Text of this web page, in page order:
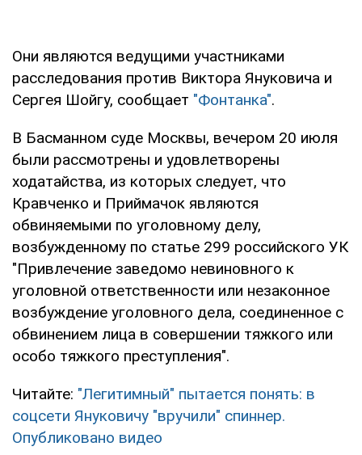
Они являются ведущими участниками
расследования против Виктора Януковича и
Сергея Шойгу, сообщает "Фонтанка".
В Басманном суде Москвы, вечером 20 июля
были рассмотрены и удовлетворены
ходатайства, из которых следует, что
Кравченко и Приймачок являются
обвиняемыми по уголовному делу,
возбужденному по статье 299 российского УК
"Привлечение заведомо невиновного к
уголовной ответственности или незаконное
возбуждение уголовного дела, соединенное с
обвинением лица в совершении тяжкого или
особо тяжкого преступления".
Читайте: "Легитимный" пытается понять: в
соцсети Януковичу "вручили" спиннер.
Опубликовано видео